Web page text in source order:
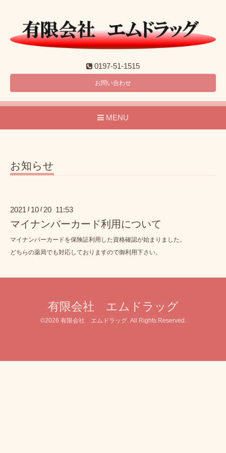
0197-51-1515
お問い合わせ
MENU
お知らせ
2021 / 10 / 20 11:53
マイナンバーカード利用について
マイナンバーカードを保険証利用した資格確認が始まりました。
どちらの薬局でも対応しておりますので御利用下さい。
有限会社 エムドラッグ
©2026 有限会社 エムドラッグ. All Rights Reserved.